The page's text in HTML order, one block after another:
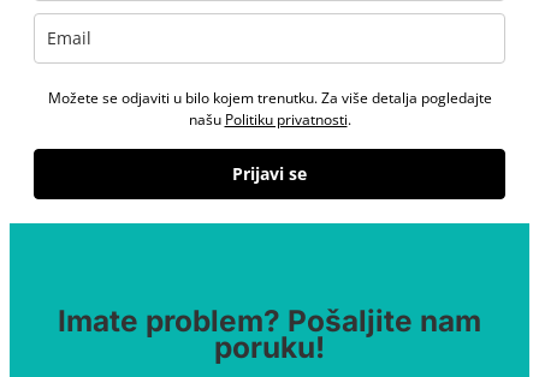
Možete se odjaviti u bilo kojem trenutku. Za više detalja pogledajte
našu Politiku privatnosti.
Prijavi se
Imate problem? Pošaljite nam
poruku!